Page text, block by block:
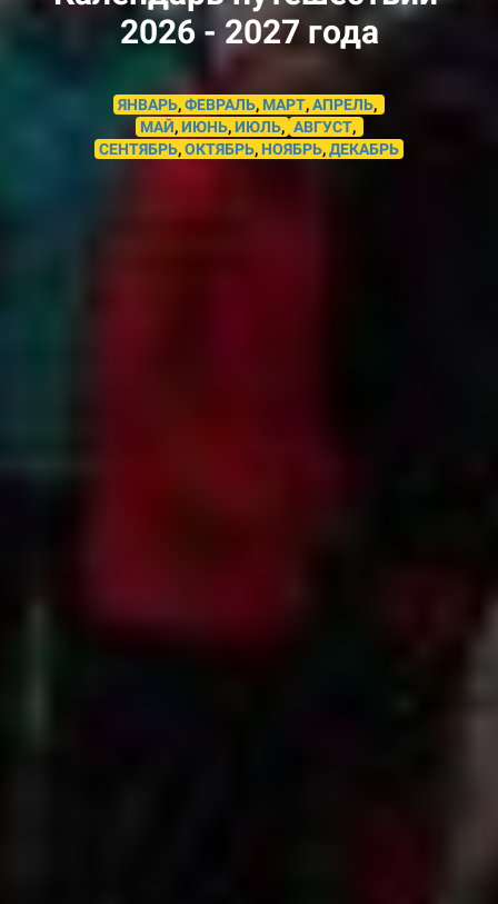
2026 - 2027 года
ЯНВАРЬ,ФЕВРАЛЬ, МАРТ,АПРЕЛЬ,
МАЙ,ИЮНЬ,ИЮЛЬ, АВГУСТ,
СЕНТЯБРЬ,ОКТЯБРЬ, НОЯБРЬ,ДЕКАБРЬ